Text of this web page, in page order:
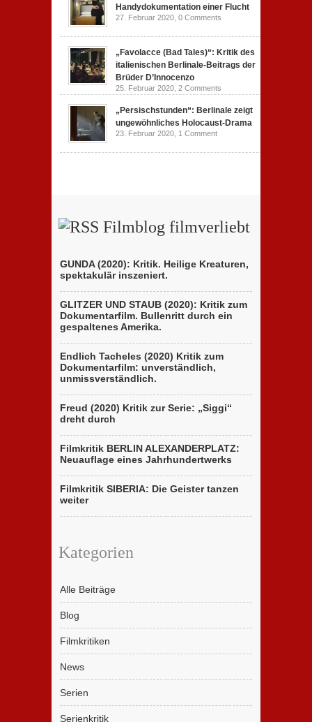
Handydokumentation einer Flucht
27. Februar 2020, 0 Comments
„Favolacce (Bad Tales)“: Kritik des
italienischen Berlinale-Beitrags der
Brüder D’Innocenzo
25. Februar 2020, 2 Comments
„Persischstunden“: Berlinale zeigt
ungewöhnliches Holocaust-Drama
23. Februar 2020, 1 Comment
Filmblog filmverliebt
GUNDA (2020): Kritik. Heilige Kreaturen,
spektakulär inszeniert.
GLITZER UND STAUB (2020): Kritik zum
Dokumentarfilm. Bullenritt durch ein
gespaltenes Amerika.
Endlich Tacheles (2020) Kritik zum
Dokumentarfilm: unverständlich,
unmissverständlich.
Freud (2020) Kritik zur Serie: „Siggi“
dreht durch
Filmkritik BERLIN ALEXANDERPLATZ:
Neuauflage eines Jahrhundertwerks
Filmkritik SIBERIA: Die Geister tanzen
weiter
Kategorien
Alle Beiträge
Blog
Filmkritiken
News
Serien
Serienkritik